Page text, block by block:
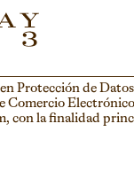
Protección de
con la finalidad